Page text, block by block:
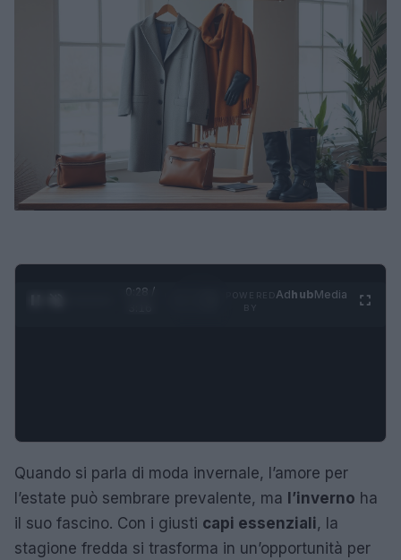
0:28 /
AdhubMedia
Quando si parla di moda invernale, l’amore per
l’estate può sembrare prevalente, ma l’inverno ha
il suo fascino. Con i giusti capi essenziali, la
stagione fredda si trasforma in un’opportunità per